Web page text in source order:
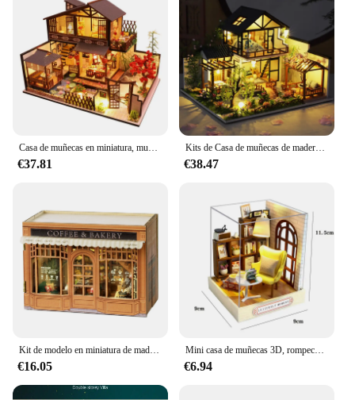
Casa de muñecas en miniatura, muebles de madera para el hogar, Kit de modelos de accesorios, juguete de cumpleaños, regalos creativos
€37.81
Kits de Casa de muñecas de madera grande con muebles, Casa de muñecas Roombox Diy, Casa de muñecas hecha a mano, ensamblaje en miniatura, juguetes para el hogar, regalos de cumpleaños
€38.47
Kit de modelo en miniatura de madera para bricolaje, Mini caja de cafetería, panadería, Casa de muñecas, casas de muñecas, rompecabezas 3D, Casa de muñecas con muebles, regalos para amigos
€16.05
Mini casa de muñecas 3D, rompecabezas de madera, playa, casa pequeña, modelos de construcción de ensamblaje, decoración del dormitorio del hogar con muebles, casa de muñecas
€6.94